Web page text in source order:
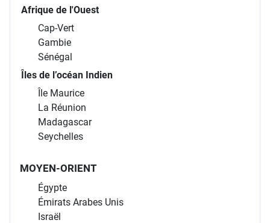
Afrique de l'Ouest
Cap-Vert
Gambie
Sénégal
Îles de l’océan Indien
Île Maurice
La Réunion
Madagascar
Seychelles
MOYEN-ORIENT
Égypte
Émirats Arabes Unis
Israël